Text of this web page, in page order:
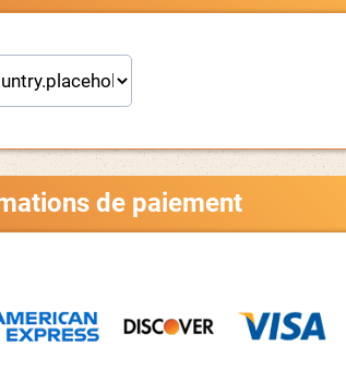
de paiement